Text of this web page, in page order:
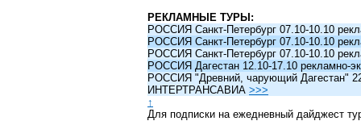
РЕКЛАМНЫЕ ТУРЫ:
РОССИЯ Санкт-Петербург 07.10-10.10
РОССИЯ Санкт-Петербург 07.10-10.10
РОССИЯ Санкт-Петербург 07.10-10.10
РОССИЯ Дагестан 12.10-17.10 рекламно-
РОССИЯ "Древний, чарующий Дагестан"
ИНТЕРТРАНСАВИА >>>
↑
Для подписки на ежедневный дайджест